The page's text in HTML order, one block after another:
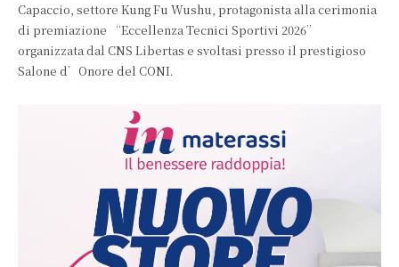
Capaccio, settore Kung Fu Wushu, protagonista alla cerimonia
di premiazione “Eccellenza Tecnici Sportivi 2026”
organizzata dal CNS Libertas e svoltasi presso il prestigioso
Salone d’Onore del CONI.